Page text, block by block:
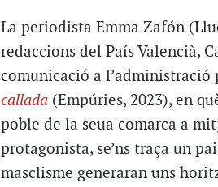
La periodista Emma Zafón
redaccions del País Valencià,
comunicació a l’administració
callada (Empúries, 2023), en
poble de la seua comarca a
protagonista, se’ns traça un
masclisme generaran uns